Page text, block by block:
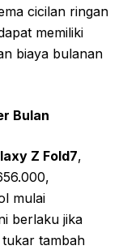
cicilan ringan
memiliki
biaya bulanan
Bulan
Z Fold7,
mulai
berlaku jika
tambah